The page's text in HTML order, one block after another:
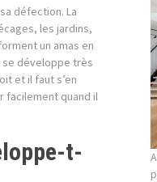
défection. La
les jardins,
un amas en
se développe très
et il faut s’en
facilement quand il
t-